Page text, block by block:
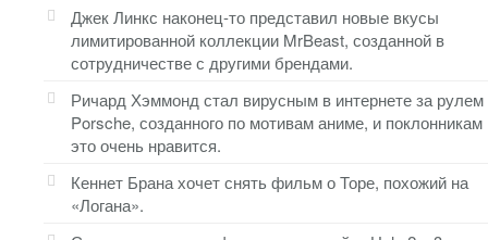
Джек Линкс наконец-то представил новые вкусы
лимитированной коллекции MrBeast, созданной в
сотрудничестве с другими брендами.
Ричард Хэммонд стал вирусным в интернете за рулем
Porsche, созданного по мотивам аниме, и поклонникам
это очень нравится.
Кеннет Брана хочет снять фильм о Торе, похожий на
«Логана».